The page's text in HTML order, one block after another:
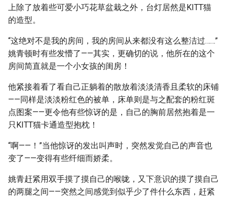
上除了放着些可爱小巧花草盆栽之外，台灯居然是KITT猫
的造型。
“这绝对不是我的房间，我的房间从来都没有这么整洁过……”
姚青顿时有些发懵了——其实，更确切的说，他所在的这个
房间简直就是一个小女孩的闺房！
他紧接着看了看自己正躺着的散放着淡淡清香且柔软的床铺
——同样是淡淡粉红色的被单，床单则是与之配套的粉红斑
点图案——更令他有些惊讶的是，自己的胸前居然抱着是一
只KITT猫卡通造型抱枕！
“啊——！”当他惊讶的发出叫声时，突然发觉自己的声音也
变了——变得有些纤细而娇柔。
姚青赶紧用双手摸了摸自己的喉咙，又下意识的摸了摸自己
的两腿之间——突然之间感觉到似乎少了件什么东西，赶紧